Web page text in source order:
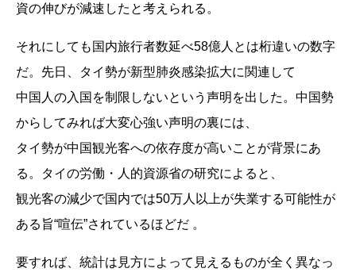
資の伸びが減速したと考えられる。
それにしても国内旅行者数延べ58億人とは桁違いの数字
だ。先日、タイ勢が新型肺炎感染拡大に関連して
中国人の入国を制限しないという声明を出した。中国勢
からしてみれば大変心強い声明の裏には、
タイ勢が中国観光客への依存度が高いことが背景にあ
る。タイの労働・人的資源省の研究によると、
観光客の減少で国内では50万人以上が失業する可能性が
ある旨“喧伝”されているほどだ 。
要すれば、統計は見方によって見えるものが全く異なっ